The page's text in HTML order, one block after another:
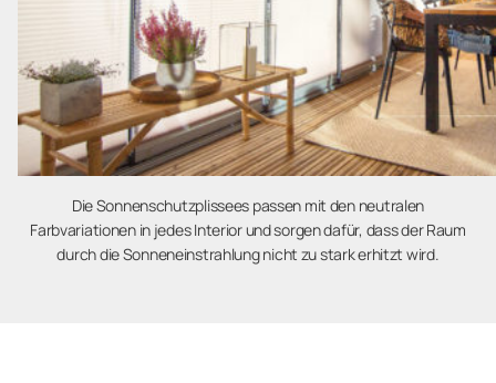
Die Sonnenschutzplissees passen mit den neutralen
Farbvariationen in jedes Interior und sorgen dafür, dass der Raum
durch die Sonneneinstrahlung nicht zu stark erhitzt wird.